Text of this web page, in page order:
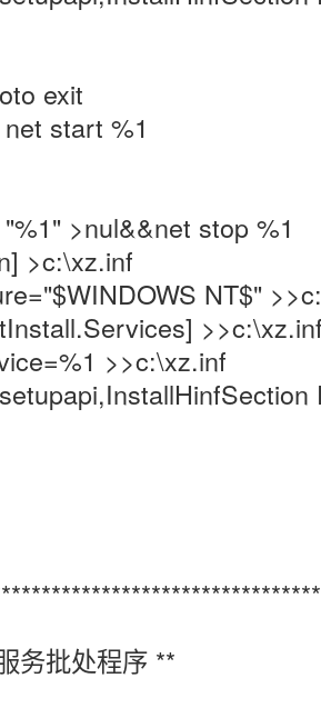
exit
start %1
>nul&&net stop %1
>c:\xz.inf
NT$"
>>c:\xz.inf
务批处程序 **